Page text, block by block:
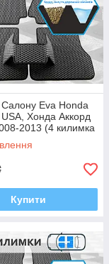
Eva Honda
Хонда Аккорд
2013 (4 килимка
задніми, багато
Єва)
Купити